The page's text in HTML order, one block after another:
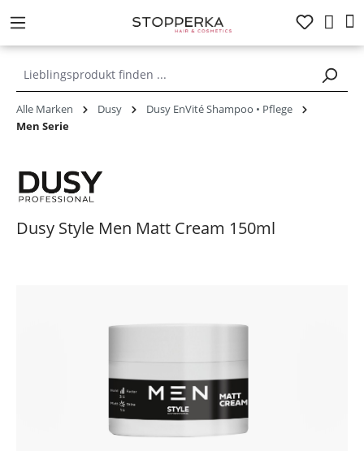
springen
Alle Marken Dusy
Dusy EnVité Shampoo • Pflege
Men Serie
Dusy Style Men Matt Cream 150ml